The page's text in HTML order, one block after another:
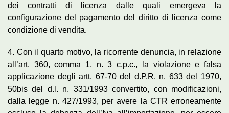
dei contratti di licenza dalle quali emergeva la
configurazione del pagamento del diritto di licenza come
condizione di vendita.
4. Con il quarto motivo, la ricorrente denuncia, in relazione
all’art. 360, comma 1, n. 3 c.p.c., la violazione e falsa
applicazione degli artt. 67-70 del d.P.R. n. 633 del 1970,
50bis del d.l. n. 331/1993 convertito, con modificazioni,
dalla legge n. 427/1993, per avere la CTR erroneamente